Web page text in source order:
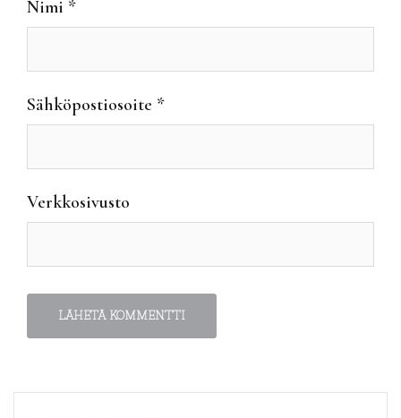
Nimi *
Sähköpostiosoite *
Verkkosivusto